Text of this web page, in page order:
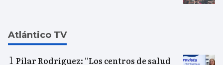
Atlántico TV
Pilar Rodríguez: “Los centros de salud